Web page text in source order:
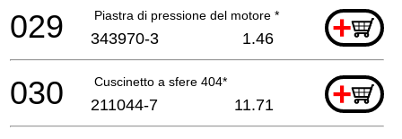
Piastra di pressione del motore * +
029 343970-3 1.46
Cuscinetto a sfere 404* +
030 211044-7 11.71